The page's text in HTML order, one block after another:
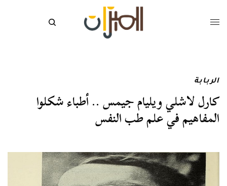
الربابة
كارل لاشلي ويليام جيمس .. أطباء شكلوا
المفاهيم في علم طب النفس